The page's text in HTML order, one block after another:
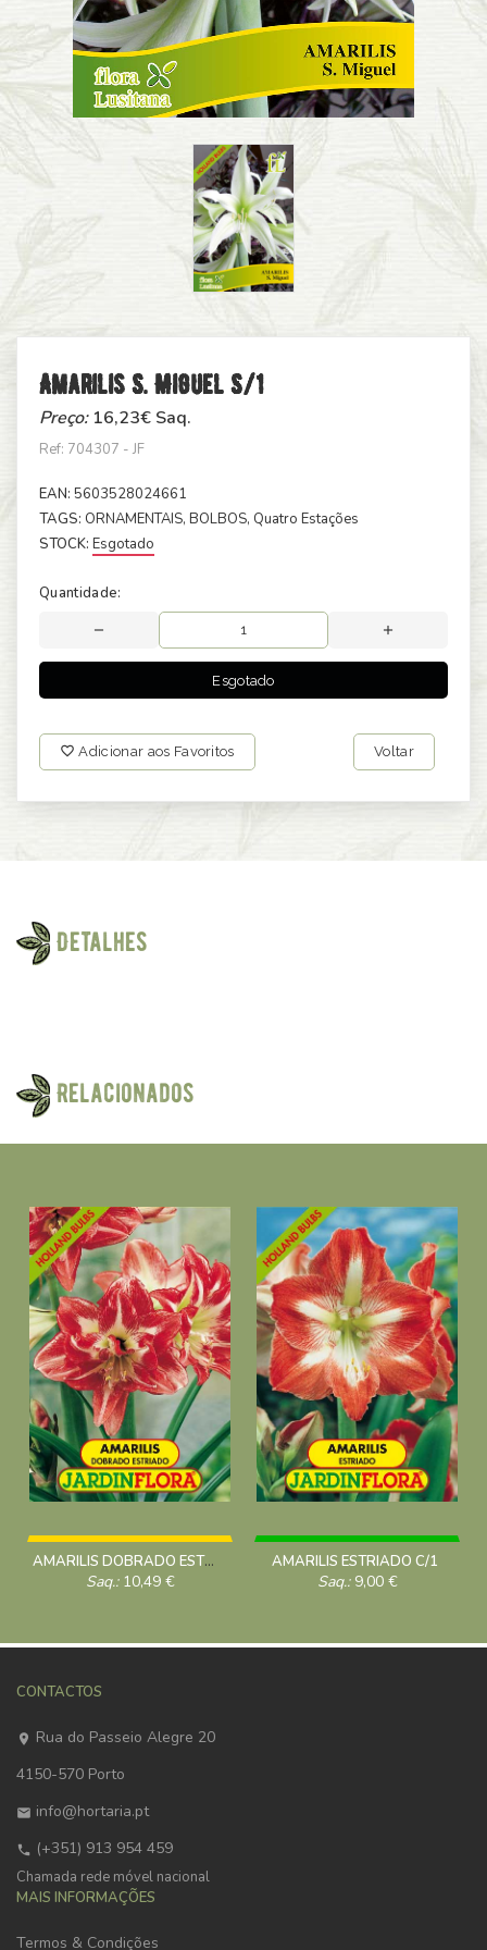
Amarilis S. Miguel S/1
Preço:16,23€ Saq.
Ref: 704307 - JF
EAN: 5603528024661
TAGS: ORNAMENTAIS, BOLBOS, Quatro Estações
STOCK: Esgotado
Quantidade:
Esgotado
Adicionar aos Favoritos Voltar
Detalhes
Relacionados
AMARILIS DOBRADO ESTRIADO C/1
Saq.: 10,49 €
AMARILIS ESTRIADO C/1
Saq.: 9,00 €
CONTACTOS
Rua do Passeio Alegre 20
4150-570 Porto
info@hortaria.pt
(+351) 913 954 459
Chamada rede móvel nacional
MAIS INFORMAÇÕES
Termos & Condições